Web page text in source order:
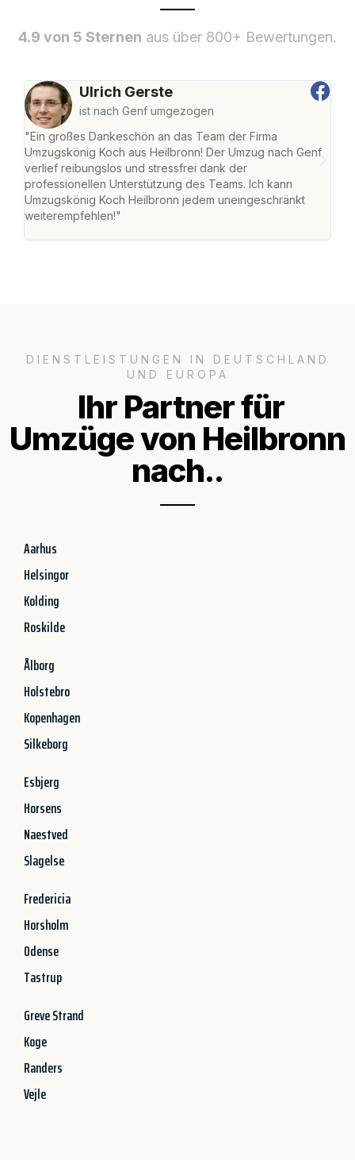
4.9 von 5 Sternen aus über 800+ Bewertungen.
Ulrich Gerste
ist nach Genf umgezogen
"Ein großes Dankeschön an das Team der Firma
Umzugskönig Koch aus Heilbronn! Der Umzug nach Genf
verlief reibungslos und stressfrei dank der
professionellen Unterstützung des Teams. Ich kann
Umzugskönig Koch Heilbronn jedem uneingeschränkt
weiterempfehlen!"
DIENSTLEISTUNGEN IN DEUTSCHLAND
UND EUROPA
Ihr Partner für
Umzüge von Heilbronn
nach..
Aarhus
Helsingor
Kolding
Roskilde
Ålborg
Holstebro
Kopenhagen
Silkeborg
Esbjerg
Horsens
Naestved
Slagelse
Fredericia
Horsholm
Odense
Tastrup
Greve Strand
Koge
Randers
Vejle